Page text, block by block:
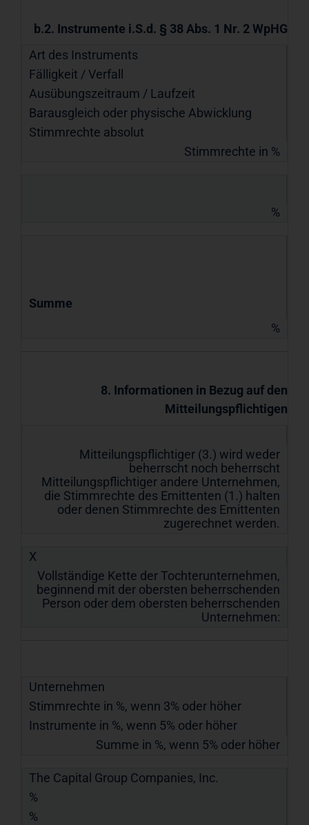
b.2. Instrumente i.S.d. § 38 Abs. 1 Nr. 2 WpHG
Art des Instruments
Fälligkeit / Verfall
Ausübungs­zeitraum / Laufzeit
Barausgleich oder physische Abwicklung
Stimmrechte absolut
Stimmrechte in %
%
Summe
%
8. Informationen in Bezug auf den
Mitteilungspflichtigen
Mitteilungspflichtiger (3.) wird weder
beherrscht noch beherrscht
Mitteilungspflichtiger andere Unternehmen,
die Stimmrechte des Emittenten (1.) halten
oder denen Stimmrechte des Emittenten
zugerechnet werden.
X
Vollständige Kette der Tochterunternehmen,
beginnend mit der obersten beherrschenden
Person oder dem obersten beherrschenden
Unternehmen:
Unternehmen
Stimmrechte in %, wenn 3% oder höher
Instrumente in %, wenn 5% oder höher
Summe in %, wenn 5% oder höher
The Capital Group Companies, Inc.
%
%